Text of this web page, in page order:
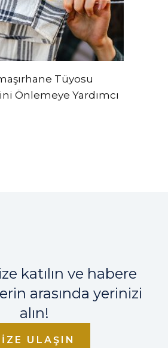
Tüyosu
Önlemeye Yardımcı
katılın ve habere
arasında yerinizi
alın!
ULAŞIN